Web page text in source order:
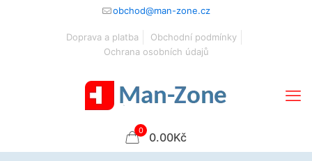
obchod@man-zone.cz
Doprava a platba
Obchodní podmínky
Ochrana osobních údajů
0 0.00Kč